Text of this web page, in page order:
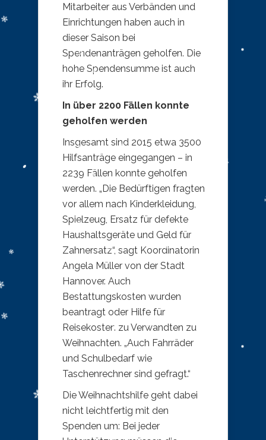
Mitarbeiter aus Verbänden und
Einrichtungen haben auch in
dieser Saison bei
Spendenanträgen geholfen. Die
hohe Spendensumme ist auch
ihr Erfolg.
In über 2200 Fällen konnte
geholfen werden
Insgesamt sind 2015 etwa 3500
Hilfsanträge eingegangen – in
2239 Fällen konnte geholfen
werden. „Die Bedürftigen fragten
vor allem nach Kinderkleidung,
Spielzeug, Ersatz für defekte
Haushaltsgeräte und Geld für
Zahnersatz“, sagt Koordinatorin
Angela Müller von der Stadt
Hannover. Auch
Bestattungskosten wurden
beantragt oder Hilfe für
Reisekosten zu Verwandten zu
Weihnachten. „Auch Fahrräder
und Schulbedarf wie
Taschenrechner sind gefragt.“
Die Weihnachtshilfe geht dabei
nicht leichtfertig mit den
Spenden um: Bei jeder